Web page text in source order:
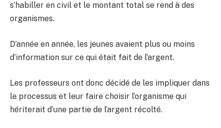
s’habiller en civil et le montant total se rend à des
organismes.
D’année en année, les jeunes avaient plus ou moins
d’information sur ce qui était fait de l’argent.
Les professeurs ont donc décidé de les impliquer dans
le processus et leur faire choisir l’organisme qui
hériterait d’une partie de l’argent récolté.